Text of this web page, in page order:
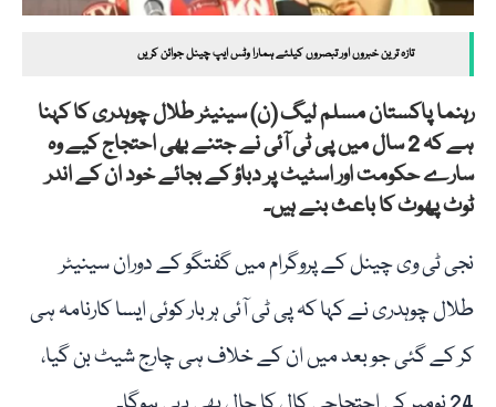
تازہ ترین خبروں اور تبصروں کیلئے ہمارا وٹس ایپ چینل جوائن کریں
رہنما پاکستان مسلم لیگ (ن) سینیٹر طلال چوہدری کا کہنا
ہے کہ 2 سال میں پی ٹی آئی نے جتنے بھی احتجاج کیے وہ
سارے حکومت اور اسٹیٹ پر دباؤ کے بجائے خود ان کے اندر
ٹوٹ پھوٹ کا باعث بنے ہیں۔
نجی ٹی وی چینل کے پروگرام میں گفتگو کے دوران سینیٹر
طلال چوہدری نے کہا کہ پی ٹی آئی ہر بار کوئی ایسا کارنامہ ہی
کر کے گئی جو بعد میں ان کے خلاف ہی چارج شیٹ بن گیا،